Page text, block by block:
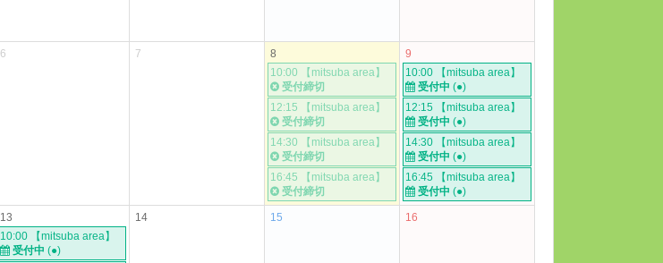
6 7
8
10:00 【mitsuba area】
受付締切
12:15 【mitsuba area】
受付締切
14:30 【mitsuba area】
受付締切
16:45 【mitsuba area】
受付締切
9
10:00 【mitsuba area】
受付中 (●)
12:15 【mitsuba area】
受付中 (●)
14:30 【mitsuba area】
受付中 (●)
16:45 【mitsuba area】
受付中 (●)
13
10:00 【mitsuba area】
受付中 (●)
14 15 16